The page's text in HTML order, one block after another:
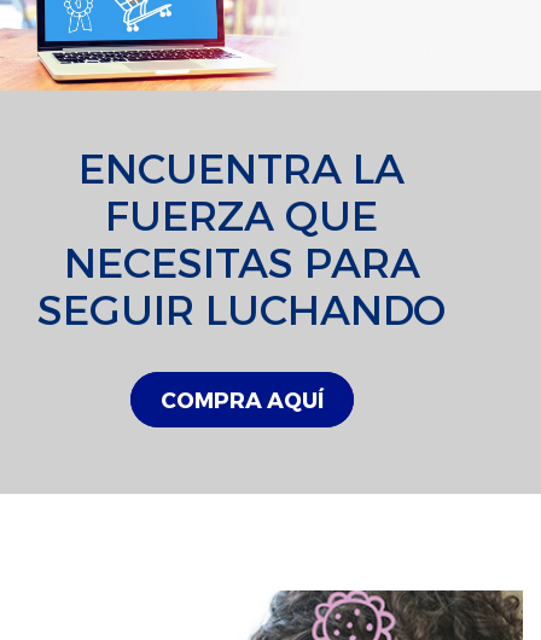
ENCUENTRA LA
FUERZA QUE
NECESITAS PARA
SEGUIR LUCHANDO
COMPRA AQUÍ